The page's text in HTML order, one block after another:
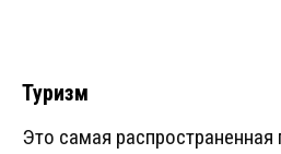
Туризм
Это самая распространенная